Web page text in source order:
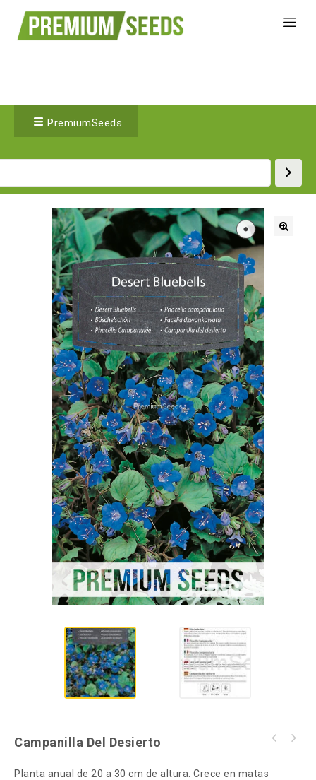
PremiumSeeds
Campanilla Del Desierto
Planta anual de 20 a 30 cm de altura. Crece en matas